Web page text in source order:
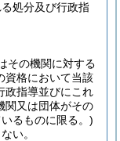
処分及び行政指
その機関に対する
資格において当該
政指導並びにこれ
関又は団体がその
るものに限る。)
い。